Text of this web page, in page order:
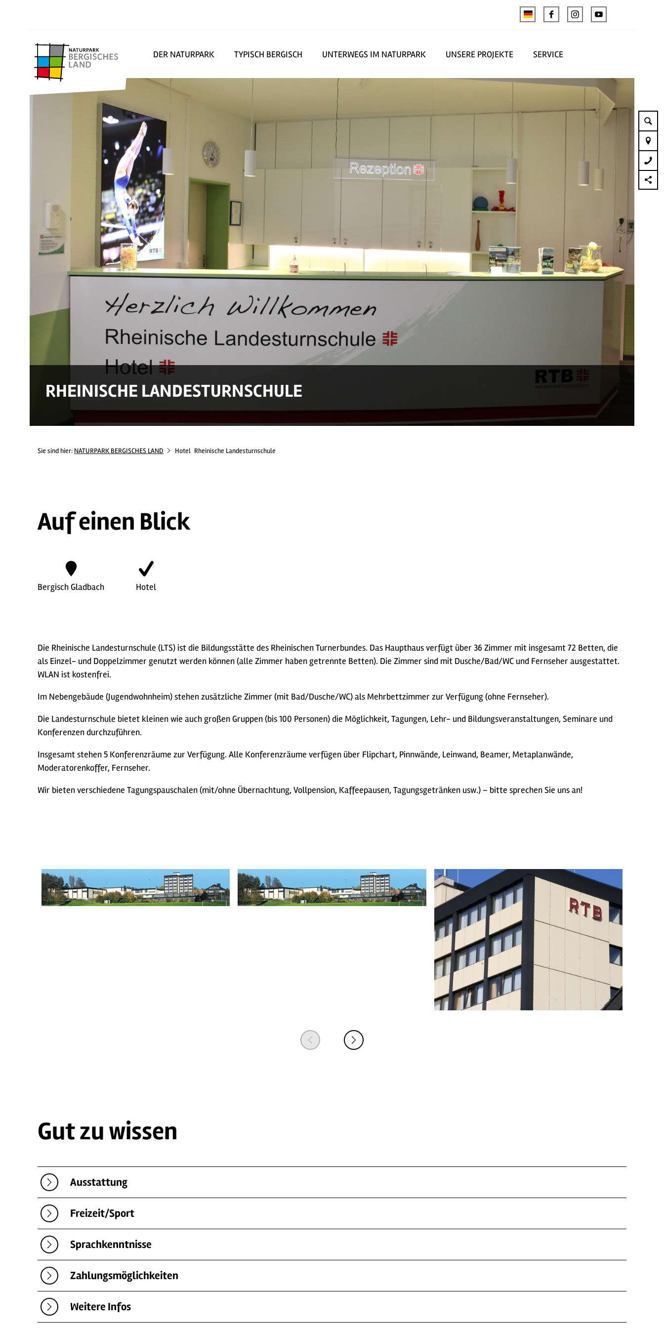
DER NATURPARK TYPISCH BERGISCH UNTERWEGS IM NATURPARK UNSERE PROJEKTE SERVICE
RHEINISCHE LANDESTURNSCHULE
Sie sind hier: NATURPARK BERGISCHES LAND Hotel Rheinische Landesturnschule
Auf einen Blick
Bergisch Gladbach Hotel
Die Rheinische Landesturnschule (LTS) ist die Bildungsstätte des Rheinischen Turnerbundes. Das Haupthaus verfügt über 36 Zimmer mit insgesamt 72 Betten, die
als Einzel- und Doppelzimmer genutzt werden können (alle Zimmer haben getrennte Betten). Die Zimmer sind mit Dusche/Bad/WC und Fernseher ausgestattet.
WLAN ist kostenfrei.
Im Nebengebäude (Jugendwohnheim) stehen zusätzliche Zimmer (mit Bad/Dusche/WC) als Mehrbettzimmer zur Verfügung (ohne Fernseher).
Die Landesturnschule bietet kleinen wie auch großen Gruppen (bis 100 Personen) die Möglichkeit, Tagungen, Lehr- und Bildungsveranstaltungen, Seminare und
Konferenzen durchzuführen.
Insgesamt stehen 5 Konferenzräume zur Verfügung. Alle Konferenzräume verfügen über Flipchart, Pinnwände, Leinwand, Beamer, Metaplanwände,
Moderatorenkoffer, Fernseher.
Wir bieten verschiedene Tagungspauschalen (mit/ohne Übernachtung, Vollpension, Kaffeepausen, Tagungsgetränken usw.) – bitte sprechen Sie uns an!
Gut zu wissen
Ausstattung
Freizeit/Sport
Sprachkenntnisse
Zahlungsmöglichkeiten
Weitere Infos